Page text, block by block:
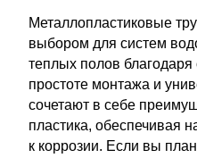
Металлопластиковые
выбором для систем
теплых полов благодаря
простоте монтажа и
сочетают в себе
пластика, обеспечивая
к коррозии. Если вы